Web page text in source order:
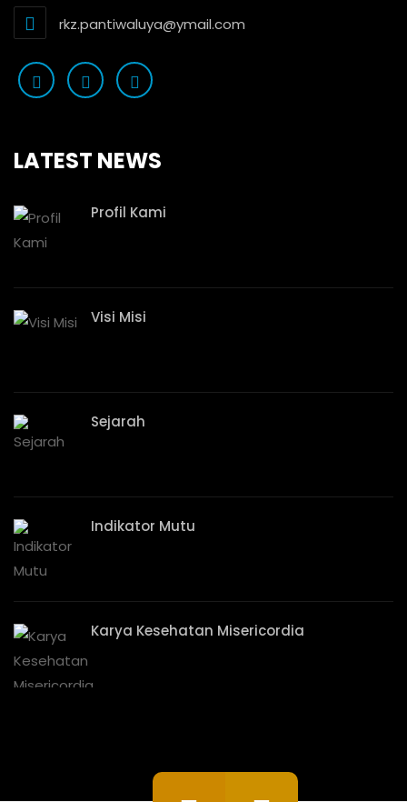
rkz.pantiwaluya@ymail.com
LATEST NEWS
Profil Kami
Visi Misi
Sejarah
Indikator Mutu
Karya Kesehatan Misericordia